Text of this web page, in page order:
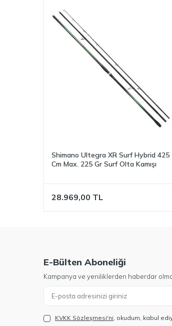
Shimano Ultegra XR Surf Hybrid 425
Cm Max. 225 Gr Surf Olta Kamışı
28.969,00 TL
E-Bülten Aboneliği
Kampanya ve yeniliklerden haberdar
KVKK Sözleşmesi'ni , okudum, kabul